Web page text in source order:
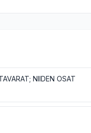
NIIDEN OSAT